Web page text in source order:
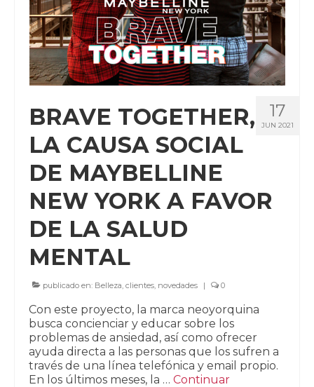
17
JUN 2021
BRAVE TOGETHER,
LA CAUSA SOCIAL
DE MAYBELLINE
NEW YORK A FAVOR
DE LA SALUD
MENTAL
publicado en: Belleza, clientes, novedades | 0
Con este proyecto, la marca neoyorquina
busca concienciar y educar sobre los
problemas de ansiedad, así como ofrecer
ayuda directa a las personas que los sufren a
través de una línea telefónica y email propio.
En los últimos meses, la … Continuar